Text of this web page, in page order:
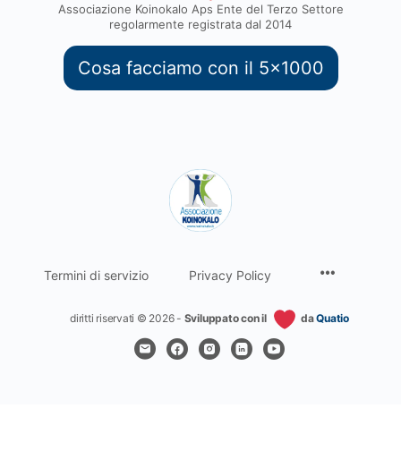
Associazione Koinokalo Aps Ente del Terzo Settore
regolarmente registrata dal 2014
Cosa facciamo con il 5x1000
Termini di servizio Privacy Policy
diritti riservati © 2026 - Sviluppato con il daQuatio